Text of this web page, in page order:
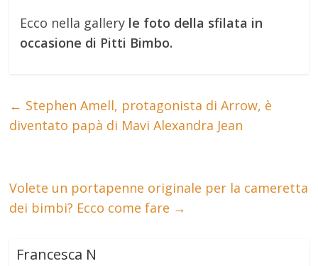
Ecco nella gallery le foto della sfilata in
occasione di Pitti Bimbo.
← Stephen Amell, protagonista di Arrow, è
diventato papà di Mavi Alexandra Jean
Volete un portapenne originale per la cameretta
dei bimbi? Ecco come fare →
Francesca N